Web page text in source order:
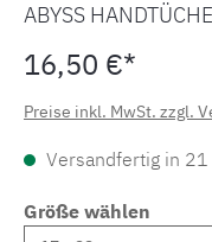
ABYSS
16,50 €*
Preise inkl. MwSt. zzgl.
Versandfertig in 21
Größe wählen